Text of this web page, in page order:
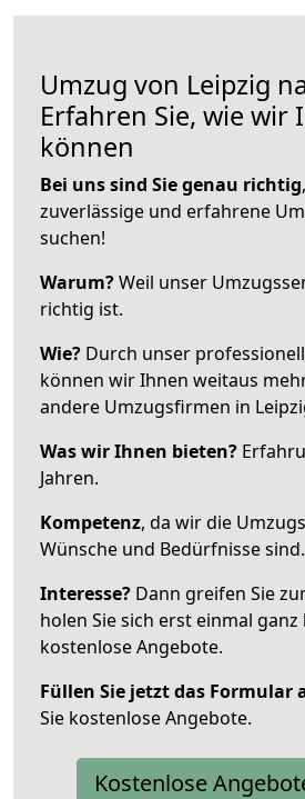
Umzug von Leipzig
Erfahren Sie, wie wir
können
Bei uns sind Sie genau richtig
zuverlässige und erfahrene
suchen!
Warum?Weil unser
richtig ist.
Wie? Durch unser
können wir Ihnen weitaus
andere Umzugsfirmen in
Was wir Ihnen bieten?
Jahren.
Kompetenz, da wir die
Wünsche und Bedürfnisse sind.
Interesse? Dann greifen Sie
holen Sie sich erst einmal ganz
kostenlose Angebote.
Füllen Sie jetzt das Formular
Sie kostenlose Angebote.
Kostenlose